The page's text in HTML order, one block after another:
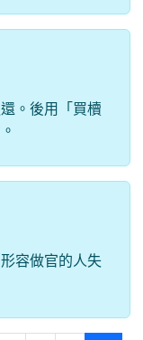
。後用「買櫝
容做官的人失